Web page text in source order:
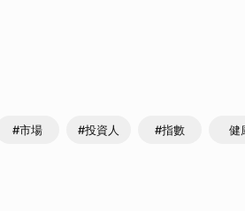
#市場 #投資人 #指數 健